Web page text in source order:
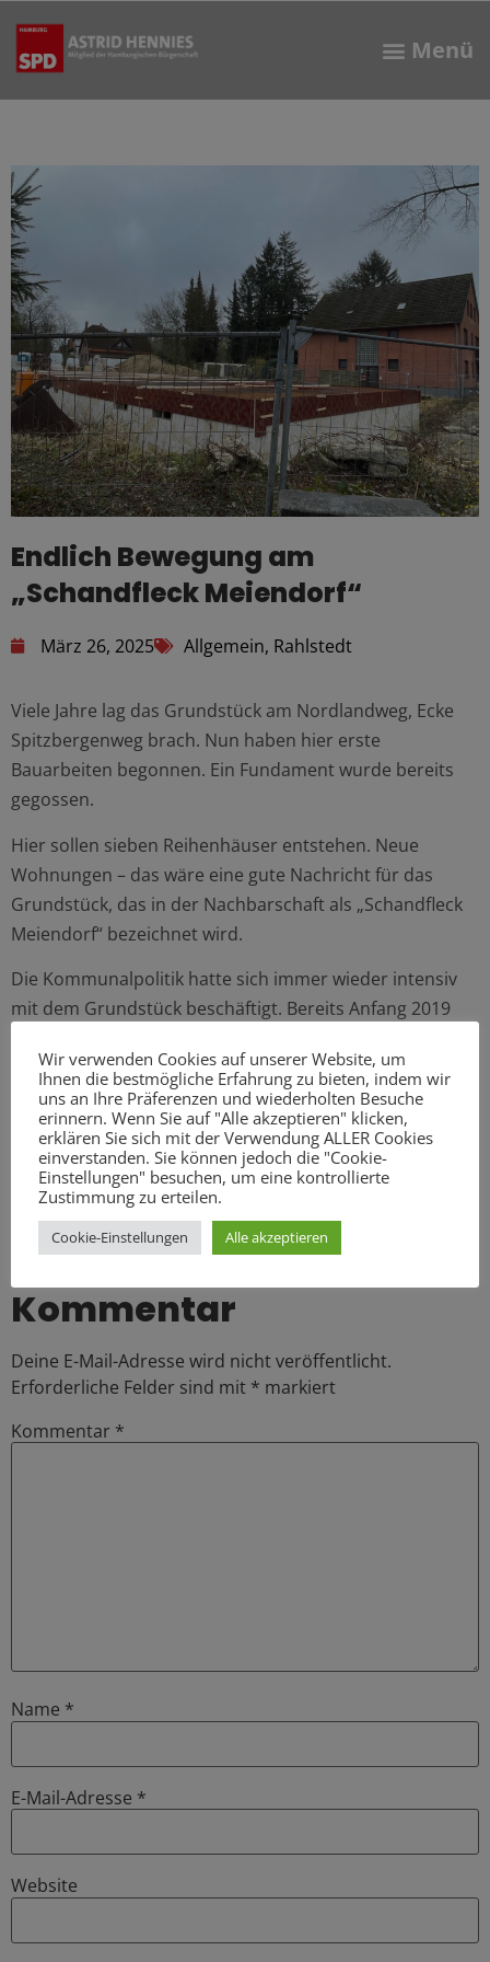
Endlich Bewegung am
„Schandfleck Meiendorf“
März 26, 2025 Allgemein, Rahlstedt
Viele Jahre lag das Grundstück am Nordlandweg, Ecke
Spitzbergenweg brach. Nun haben hier erste
Bauarbeiten begonnen. Ein Fundament wurde bereits
gegossen.
Hier sollen sieben Reihenhäuser entstehen. Neue
Wohnungen – das wäre eine gute Nachricht für das
Grundstück, das in der Nachbarschaft als „Schandfleck
Meiendorf“ bezeichnet wird.
Die Kommunalpolitik hatte sich immer wieder intensiv
mit dem Grundstück beschäftigt. Bereits Anfang 2019
erteilt. Anfang 2023 wurden die hier befindlichen
leerstehenden Gebäude abgebrochen, eine Baugrube
wurde ausgehoben – danach pausierten die Arbeiten.
Bild: privat
Schreibe einen
Kommentar
Deine E-Mail-Adresse wird nicht veröffentlicht.
Erforderliche Felder sind mit * markiert
Kommentar *
Name *
E-Mail-Adresse *
Website
Wir verwenden Cookies auf unserer Website, um
Ihnen die bestmögliche Erfahrung zu bieten, indem wir
uns an Ihre Präferenzen und wiederholten Besuche
erinnern. Wenn Sie auf "Alle akzeptieren" klicken,
erklären Sie sich mit der Verwendung ALLER Cookies
einverstanden. Sie können jedoch die "Cookie-
Einstellungen" besuchen, um eine kontrollierte
Zustimmung zu erteilen.
Cookie-Einstellungen Alle akzeptieren